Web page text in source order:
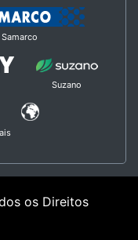
Samarco
Suzano
os Direitos